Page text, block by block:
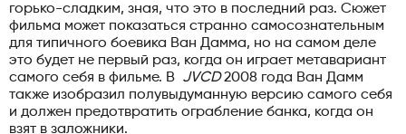
горько-сладким, зная, что это в последний раз. Сюжет
фильма может показаться странно самосознательным
для типичного боевика Ван Дамма, но на самом деле
это будет не первый раз, когда он играет метавариант
самого себя в фильме. В JVCD2008 года Ван Дамм
также изобразил полувыдуманную версию самого себя
и должен предотвратить ограбление банка, когда он
взят в заложники.